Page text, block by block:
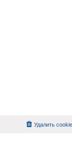
Удалить